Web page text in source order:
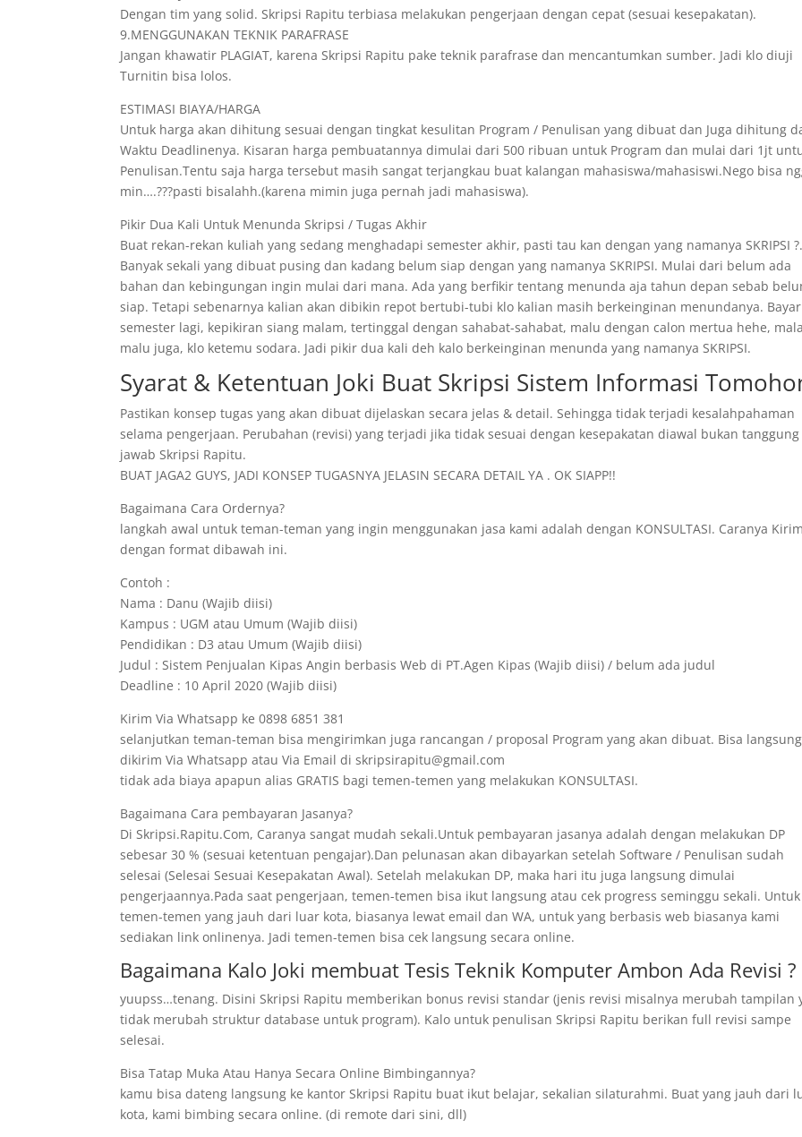
Dengan tim yang solid. Skripsi Rapitu terbiasa melakukan pengerjaan dengan cepat (sesuai kesepakatan).
9.MENGGUNAKAN TEKNIK PARAFRASE
Jangan khawatir PLAGIAT, karena Skripsi Rapitu pake teknik parafrase dan mencantumkan sumber. Jadi klo diuji
Turnitin bisa lolos.
ESTIMASI BIAYA/HARGA
Untuk harga akan dihitung sesuai dengan tingkat kesulitan Program / Penulisan yang dibuat dan Juga dihitung
Waktu Deadlinenya. Kisaran harga pembuatannya dimulai dari 500 ribuan untuk Program dan mulai dari 1jt
Penulisan.Tentu saja harga tersebut masih sangat terjangkau buat kalangan mahasiswa/mahasiswi.Nego bisa
min….???pasti bisalahh.(karena mimin juga pernah jadi mahasiswa).
Pikir Dua Kali Untuk Menunda Skripsi / Tugas Akhir
Buat rekan-rekan kuliah yang sedang menghadapi semester akhir, pasti tau kan dengan yang namanya SKRIPSI
Banyak sekali yang dibuat pusing dan kadang belum siap dengan yang namanya SKRIPSI. Mulai dari belum ada
bahan dan kebingungan ingin mulai dari mana. Ada yang berfikir tentang menunda aja tahun depan sebab
siap. Tetapi sebenarnya kalian akan dibikin repot bertubi-tubi klo kalian masih berkeinginan menundanya. Bayar
semester lagi, kepikiran siang malam, tertinggal dengan sahabat-sahabat, malu dengan calon mertua hehe,
malu juga, klo ketemu sodara. Jadi pikir dua kali deh kalo berkeinginan menunda yang namanya SKRIPSI.
Syarat & Ketentuan Joki Buat Skripsi Sistem Informasi
Pastikan konsep tugas yang akan dibuat dijelaskan secara jelas & detail. Sehingga tidak terjadi kesalahpahaman
selama pengerjaan. Perubahan (revisi) yang terjadi jika tidak sesuai dengan kesepakatan diawal bukan tanggung
jawab Skripsi Rapitu.
BUAT JAGA2 GUYS, JADI KONSEP TUGASNYA JELASIN SECARA DETAIL YA . OK SIAPP!!
Bagaimana Cara Ordernya?
langkah awal untuk teman-teman yang ingin menggunakan jasa kami adalah dengan KONSULTASI. Caranya
dengan format dibawah ini.
Contoh :
Nama : Danu (Wajib diisi)
Kampus : UGM atau Umum (Wajib diisi)
Pendidikan : D3 atau Umum (Wajib diisi)
Judul : Sistem Penjualan Kipas Angin berbasis Web di PT.Agen Kipas (Wajib diisi) / belum ada judul
Deadline : 10 April 2020 (Wajib diisi)
Kirim Via Whatsapp ke 0898 6851 381
selanjutkan teman-teman bisa mengirimkan juga rancangan / proposal Program yang akan dibuat. Bisa langsung
dikirim Via Whatsapp atau Via Email di skripsirapitu@gmail.com
tidak ada biaya apapun alias GRATIS bagi temen-temen yang melakukan KONSULTASI.
Bagaimana Cara pembayaran Jasanya?
Di Skripsi.Rapitu.Com, Caranya sangat mudah sekali.Untuk pembayaran jasanya adalah dengan melakukan DP
sebesar 30 % (sesuai ketentuan pengajar).Dan pelunasan akan dibayarkan setelah Software / Penulisan sudah
selesai (Selesai Sesuai Kesepakatan Awal). Setelah melakukan DP, maka hari itu juga langsung dimulai
pengerjaannya.Pada saat pengerjaan, temen-temen bisa ikut langsung atau cek progress seminggu sekali. Untuk
temen-temen yang jauh dari luar kota, biasanya lewat email dan WA, untuk yang berbasis web biasanya kami
sediakan link onlinenya. Jadi temen-temen bisa cek langsung secara online.
Bagaimana Kalo Joki membuat Tesis Teknik Komputer Ambon Ada Revisi ?
yuupss…tenang. Disini Skripsi Rapitu memberikan bonus revisi standar (jenis revisi misalnya merubah tampilan
tidak merubah struktur database untuk program). Kalo untuk penulisan Skripsi Rapitu berikan full revisi sampe
selesai.
Bisa Tatap Muka Atau Hanya Secara Online Bimbingannya?
kamu bisa dateng langsung ke kantor Skripsi Rapitu buat ikut belajar, sekalian silaturahmi. Buat yang jauh dari
kota, kami bimbing secara online. (di remote dari sini, dll)